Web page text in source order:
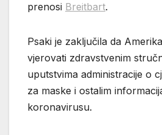
prenosi Breitbart.
Psaki je zaključila da
vjerovati zdravstvenim
uputstvima administracije o
za maske i ostalim
koronavirusu.